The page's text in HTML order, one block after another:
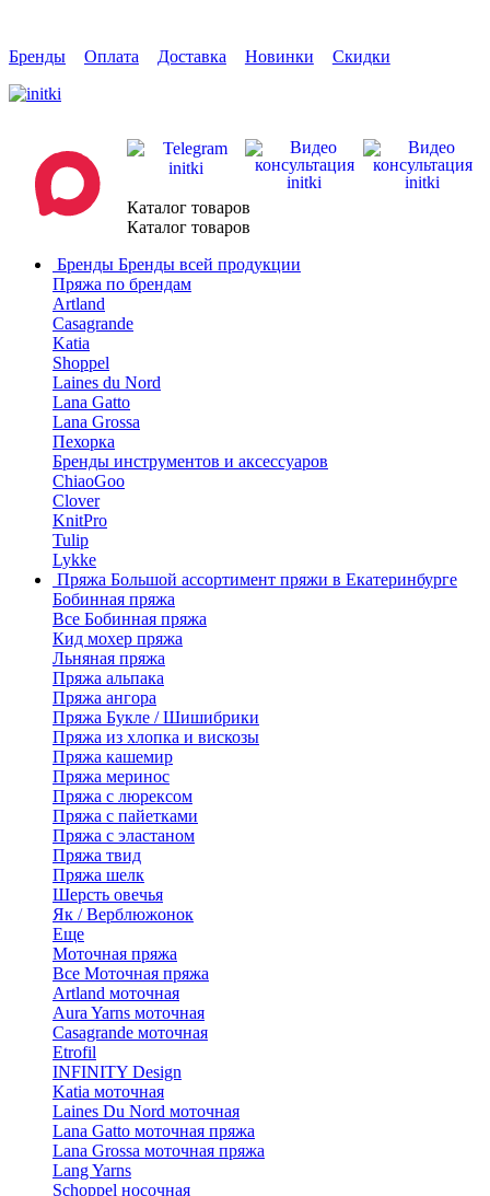
Бренды Оплата Доставка Новинки Скидки
Каталог товаров
Каталог товаров
Бренды Бренды всей продукции
Пряжа по брендам
Artland
Casagrande
Katia
Shoppel
Laines du Nord
Lana Gatto
Lana Grossa
Пехорка
Бренды инструментов и аксессуаров
ChiaoGoo
Clover
KnitPro
Tulip
Lykke
Пряжа Большой ассортимент пряжи в Екатеринбурге
Бобинная пряжа
Все Бобинная пряжа
Кид мохер пряжа
Льняная пряжа
Пряжа альпака
Пряжа ангора
Пряжа Букле / Шишибрики
Пряжа из хлопка и вискозы
Пряжа кашемир
Пряжа меринос
Пряжа с люрексом
Пряжа с пайетками
Пряжа с эластаном
Пряжа твид
Пряжа шелк
Шерсть овечья
Як / Верблюжонок
Еще
Моточная пряжа
Все Моточная пряжа
Artland моточная
Aura Yarns моточная
Casagrande моточная
Etrofil
INFINITY Design
Katia моточная
Laines Du Nord моточная
Lana Gatto моточная пряжа
Lana Grossa моточная пряжа
Lang Yarns
Schoppel носочная